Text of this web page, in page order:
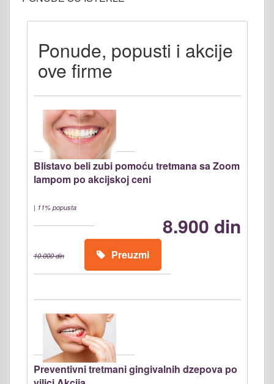
Ponude, popusti i akcije
ove firme
Blistavo beli zubi pomoću tretmana sa Zoom
lampom po akcijskoj ceni
| 11% popusta
8.900 din
10.000 din Preuzmi
Preventivni tretmani gingivalnih dzepova po